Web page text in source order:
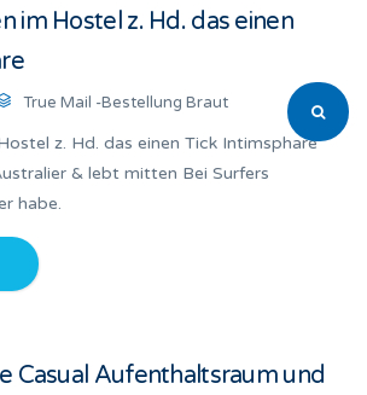
im Hostel z. Hd. das einen
True Mail -Bestellung Braut
z. Hd. das einen Tick Intimsphare
& lebt mitten Bei Surfers
habe.
Casual Aufenthaltsraum und